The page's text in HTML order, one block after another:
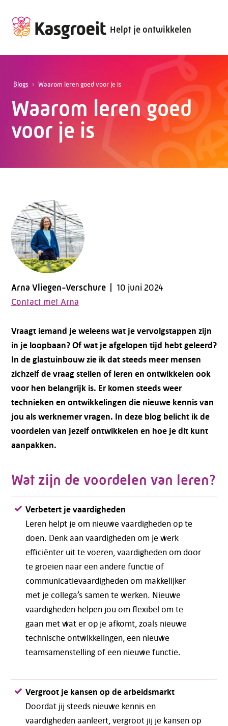
Helpt je ontwikkelen
Blogs Waarom leren goed voor je is
Waarom leren goed
voor je is
Arna Vliegen-Verschure
10 juni 2024
Contact met Arna
Vraagt iemand je weleens wat je vervolgstappen zijn
in je loopbaan? Of wat je afgelopen tijd hebt geleerd?
In de glastuinbouw zie ik dat steeds meer mensen
zichzelf de vraag stellen of leren en ontwikkelen ook
voor hen belangrijk is. Er komen steeds weer
technieken en ontwikkelingen die nieuwe kennis van
jou als werknemer vragen. In deze blog belicht ik de
voordelen van jezelf ontwikkelen en hoe je dit kunt
aanpakken.
Wat zijn de voordelen van leren?
Verbetert je vaardigheden
Leren helpt je om nieuwe vaardigheden op te
doen. Denk aan vaardigheden om je werk
efficiënter uit te voeren, vaardigheden om door
te groeien naar een andere functie of
communicatievaardigheden om makkelijker
met je collega’s samen te werken. Nieuwe
vaardigheden helpen jou om flexibel om te
gaan met wat er op je afkomt, zoals nieuwe
technische ontwikkelingen, een nieuwe
teamsamenstelling of een nieuwe functie.
Vergroot je kansen op de arbeidsmarkt
Doordat jij steeds nieuwe kennis en
vaardigheden aanleert, vergroot jij je kansen op